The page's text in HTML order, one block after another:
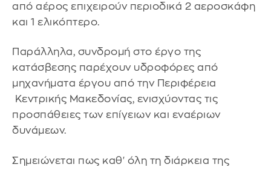
από αέρος επιχειρούν περιοδικά 2 αεροσκάφη
και 1 ελικόπτερο.
Παράλληλα, συνδρομή στο έργο της
κατάσβεσης παρέχουν υδροφόρες από
μηχανήματα έργου από την Περιφέρεια
Κεντρικής Μακεδονίας, ενισχύοντας τις
προσπάθειες των επίγειων και εναέριων
δυνάμεων.
Σημειώνεται πως καθ' όλη τη διάρκεια της